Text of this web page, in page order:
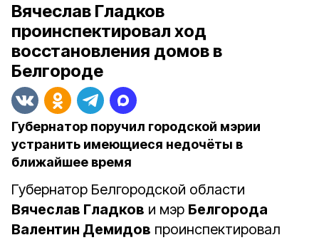
Вячеслав Гладков
проинспектировал ход
восстановления домов в
Белгороде
Губернатор поручил городской мэрии
устранить имеющиеся недочёты в
ближайшее время
Губернатор Белгородской области
Вячеслав Гладков и мэр Белгорода
Валентин Демидов проинспектировал